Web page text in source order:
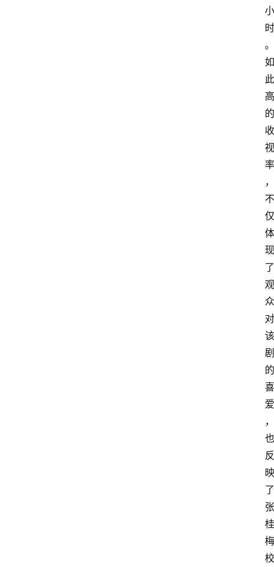
小
时
。
如
此
高
的
收
视
率
，
不
仅
体
现
了
观
众
对
该
剧
的
喜
爱
，
也
反
映
了
张
桂
梅
校